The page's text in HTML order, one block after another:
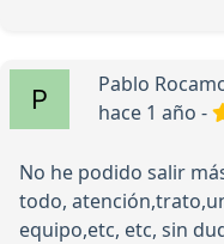
Pablo
hace 1 año -
No he podido salir
todo,
equipo,etc, etc, sin